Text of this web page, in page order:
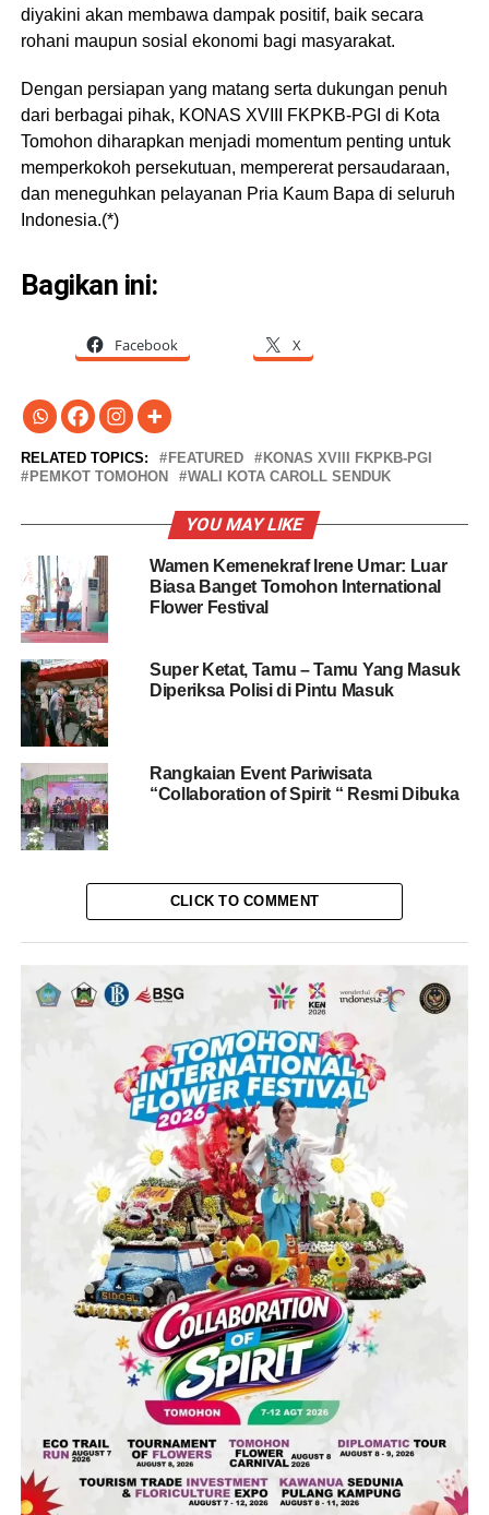
diyakini akan membawa dampak positif, baik secara
rohani maupun sosial ekonomi bagi masyarakat.
Dengan persiapan yang matang serta dukungan penuh
dari berbagai pihak, KONAS XVIII FKPKB-PGI di Kota
Tomohon diharapkan menjadi momentum penting untuk
memperkokoh persekutuan, mempererat persaudaraan,
dan meneguhkan pelayanan Pria Kaum Bapa di seluruh
Indonesia.(*)
Bagikan ini:
Facebook X
RELATED TOPICS: FEATURED
KONAS XVIII FKPKB-PGI
PEMKOT TOMOHON
WALI KOTA CAROLL SENDUK
YOU MAY LIKE
Wamen Kemenekraf Irene Umar: Luar
Biasa Banget Tomohon International
Flower Festival
Super Ketat, Tamu – Tamu Yang Masuk
Diperiksa Polisi di Pintu Masuk
Rangkaian Event Pariwisata
“Collaboration of Spirit “ Resmi Dibuka
CLICK TO COMMENT